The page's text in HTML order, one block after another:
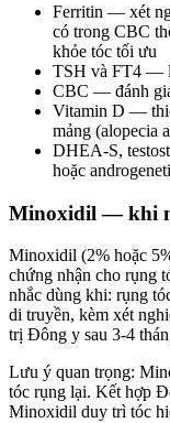
Ferritin — xét
có trong CBC
khỏe tóc tối ưu
TSH và FT4 —
CBC — đánh
Vitamin D —
mảng (alopecia
DHEA-S,
hoặc
Minoxidil — khi
Minoxidil (2% hoặc
chứng nhận cho rụng
nhắc dùng khi: rụng
di truyền, kèm xét
trị Đông y sau 3-4
Lưu ý quan trọng:
tóc rụng lại. Kết hợp
Minoxidil duy trì tóc